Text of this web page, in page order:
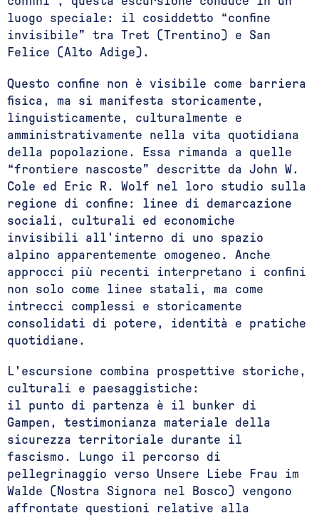
luogo speciale: il cosiddetto “confine
invisibile” tra Tret (Trentino) e San
Felice (Alto Adige).
Questo confine non è visibile come barriera
fisica, ma si manifesta storicamente,
linguisticamente, culturalmente e
amministrativamente nella vita quotidiana
della popolazione. Essa rimanda a quelle
“frontiere nascoste” descritte da John W.
Cole ed Eric R. Wolf nel loro studio sulla
regione di confine: linee di demarcazione
sociali, culturali ed economiche
invisibili all'interno di uno spazio
alpino apparentemente omogeneo. Anche
approcci più recenti interpretano i confini
non solo come linee statali, ma come
intrecci complessi e storicamente
consolidati di potere, identità e pratiche
quotidiane.
L'escursione combina prospettive storiche,
culturali e paesaggistiche:
il punto di partenza è il bunker di
Gampen, testimonianza materiale della
sicurezza territoriale durante il
fascismo. Lungo il percorso di
pellegrinaggio verso Unsere Liebe Frau im
Walde (Nostra Signora nel Bosco) vengono
affrontate questioni relative alla